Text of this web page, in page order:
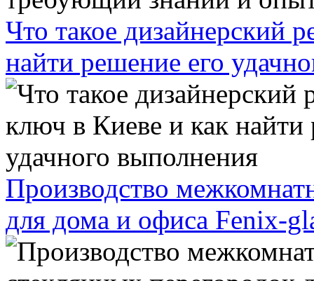
Что такое дизайнерский
найти решение его
Производство
для дома и офиса Fenix-